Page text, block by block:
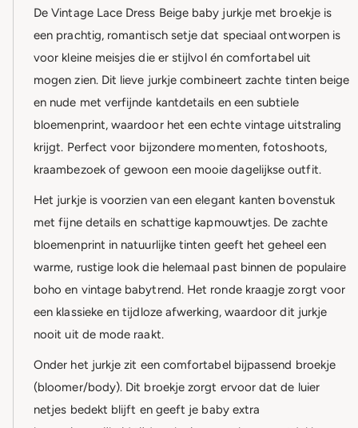
De Vintage Lace Dress Beige baby jurkje met broekje is
een prachtig, romantisch setje dat speciaal ontworpen is
voor kleine meisjes die er stijlvol én comfortabel uit
mogen zien. Dit lieve jurkje combineert zachte tinten beige
en nude met verfijnde kantdetails en een subtiele
bloemenprint, waardoor het een echte vintage uitstraling
krijgt. Perfect voor bijzondere momenten, fotoshoots,
kraambezoek of gewoon een mooie dagelijkse outfit.
Het jurkje is voorzien van een elegant kanten bovenstuk
met fijne details en schattige kapmouwtjes. De zachte
bloemenprint in natuurlijke tinten geeft het geheel een
warme, rustige look die helemaal past binnen de populaire
boho en vintage babytrend. Het ronde kraagje zorgt voor
een klassieke en tijdloze afwerking, waardoor dit jurkje
nooit uit de mode raakt.
Onder het jurkje zit een comfortabel bijpassend broekje
(bloomer/body). Dit broekje zorgt ervoor dat de luier
netjes bedekt blijft en geeft je baby extra